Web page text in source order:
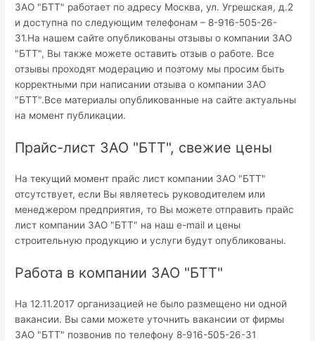
ЗАО "БТТ" работает по адресу Москва, ул. Угрешская, д.2
и доступна по следующим телефонам – 8-916-505-26-
31.На нашем сайте опубликованы отзывы о компании ЗАО
"БТТ", Вы также можете оставить отзыв о работе. Все
отзывы проходят модерацию и поэтому мы просим быть
корректными при написании отзыва о компании ЗАО
"БТТ".Все материалы опубликованные на сайте актуальны
на момент публикации.
Прайс-лист ЗАО "БТТ", свежие цены
На текущий момент прайс лист компании ЗАО "БТТ"
отсутствует, если Вы являетесь руководителем или
менеджером предприятия, то Вы можете отправить прайс
лист компании ЗАО "БТТ" на наш e-mail и цены
строительную продукцию и услуги будут опубликованы.
Работа в компании ЗАО "БТТ"
На 12.11.2017 организацией не было размещено ни одной
вакансии. Вы сами можете уточнить вакансии от фирмы
ЗАО "БТТ" позвонив по телефону 8-916-505-26-31